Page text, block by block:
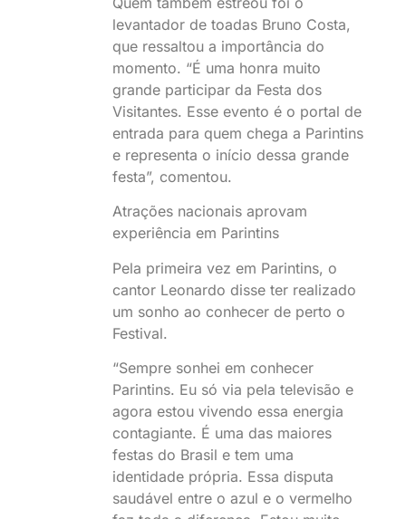
levantador de toadas Bruno Costa,
que ressaltou a importância do
momento. “É uma honra muito
grande participar da Festa dos
Visitantes. Esse evento é o portal de
entrada para quem chega a Parintins
e representa o início dessa grande
festa”, comentou.
Atrações nacionais aprovam
experiência em Parintins
Pela primeira vez em Parintins, o
cantor Leonardo disse ter realizado
um sonho ao conhecer de perto o
Festival.
“Sempre sonhei em conhecer
Parintins. Eu só via pela televisão e
agora estou vivendo essa energia
contagiante. É uma das maiores
festas do Brasil e tem uma
identidade própria. Essa disputa
saudável entre o azul e o vermelho